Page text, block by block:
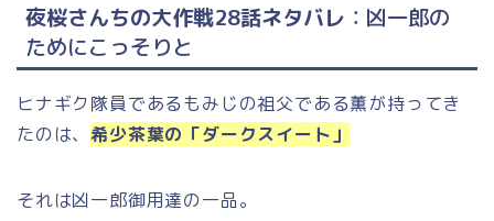
夜桜さんちの大作戦28話ネタバレ ：凶一郎の
ためにこっそりと
ヒナギク隊員であるもみじの祖父である薫が持ってき
たのは、希少茶葉の「ダークスイート」
それは凶一郎御用達の一品。